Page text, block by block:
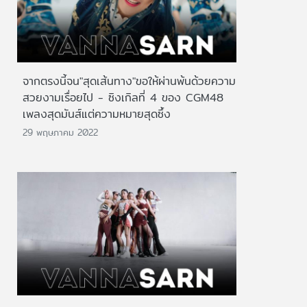
จากตรงนี้จน"สุดเส้นทาง"ขอให้ผ่านพ้นด้วยความ
สวยงามเรื่อยไป - ซิงเกิลที่ 4 ของ CGM48
เพลงสุดมันส์แต่ความหมายสุดซึ้ง
29 พฤษภาคม 2022